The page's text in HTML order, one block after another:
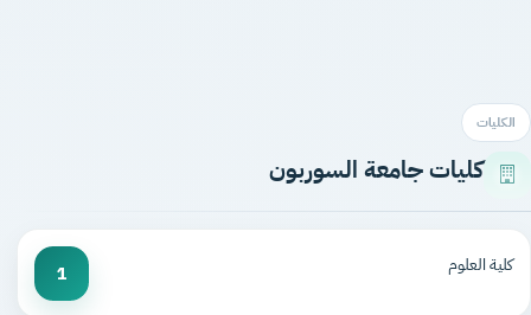
الكليات
كليات جامعة السوربون
كلية العلوم 1